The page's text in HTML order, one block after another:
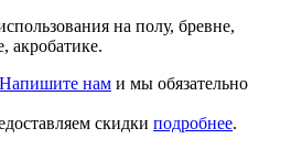
на полу, бревне,
акробатике.
Напишите нам и мы обязательно
скидки подробнее.